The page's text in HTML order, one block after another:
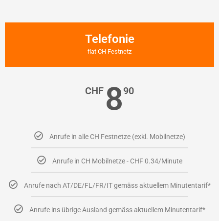
Telefonie
flat CH Festnetz
CHF 890
Anrufe in alle CH Festnetze (exkl. Mobilnetze)
Anrufe in CH Mobilnetze - CHF 0.34/Minute
Anrufe nach AT/DE/FL/FR/IT gemäss aktuellem Minutentarif*
Anrufe ins übrige Ausland gemäss aktuellem Minutentarif*